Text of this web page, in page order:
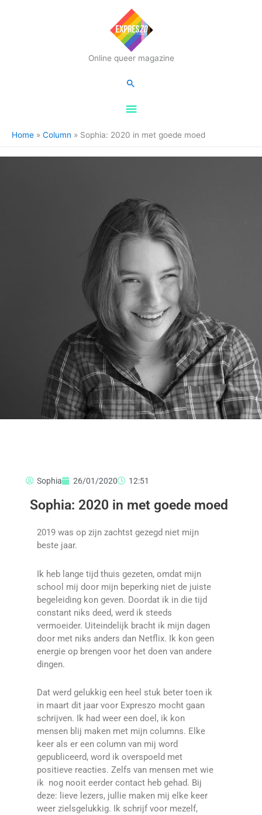
Online queer magazine
Hoofdmenu
Zoeken
Home Column Sophia: 2020 in met goede moed
Sophia 26/01/2020 12:51
Sophia: 2020 in met goede moed
2019 was op zijn zachtst gezegd niet mijn
beste jaar.
Ik heb lange tijd thuis gezeten, omdat mijn
school mij door mijn beperking niet de juiste
begeleiding kon geven. Doordat ik in die tijd
constant niks deed, werd ik steeds
vermoeider. Uiteindelijk bracht ik mijn dagen
door met niks anders dan Netflix. Ik kon geen
energie op brengen voor het doen van andere
dingen.
Dat werd gelukkig een heel stuk beter toen ik
in maart dit jaar voor Expreszo mocht gaan
schrijven. Ik had weer een doel, ik kon
mensen blij maken met mijn columns. Elke
keer als er een column van mij word
gepubliceerd, word ik overspoeld met
positieve reacties. Zelfs van mensen met wie
ik nog nooit eerder contact heb gehad. Bij
deze: lieve lezers, jullie maken mij elke keer
weer zielsgelukkig. Ik schrijf voor mezelf,